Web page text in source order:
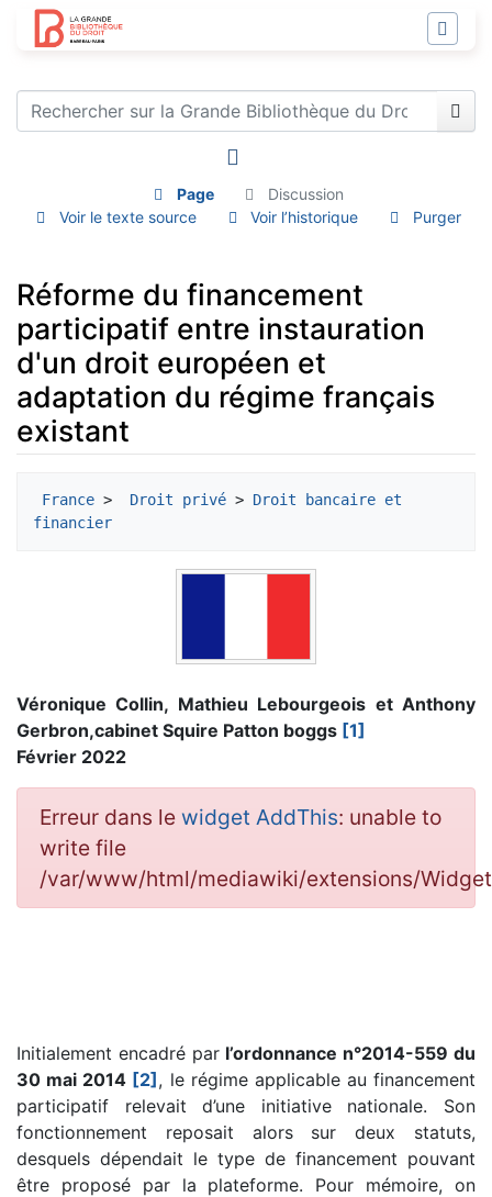
Page
Discussion
Voir le texte source
Voir l’historique Purger
Réforme du financement
participatif entre instauration
d'un droit européen et
adaptation du régime français
existant
France > Droit privé > Droit bancaire et
financier
Véronique Collin, Mathieu Lebourgeois et Anthony
Gerbron,cabinet Squire Patton boggs [1]
Février 2022
Erreur dans le widget AddThis: unable to
write file
/var/www/html/mediawiki/extensions/
Initialement encadré par l’ordonnance n°2014-559 du
30 mai 2014 [2], le régime applicable au financement
participatif relevait d’une initiative nationale. Son
fonctionnement reposait alors sur deux statuts,
desquels dépendait le type de financement pouvant
être proposé par la plateforme. Pour mémoire, on